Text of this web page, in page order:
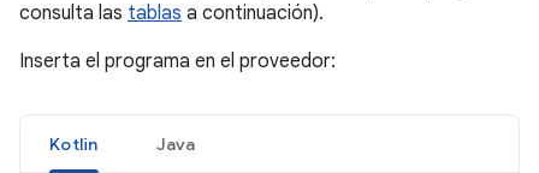
consulta las tablas a continuación).
Inserta el programa en el proveedor:
Kotlin Java